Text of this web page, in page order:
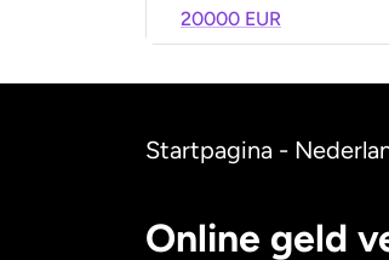
20000 EUR
Startpagina -
Online geld